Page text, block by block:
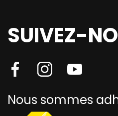
SUIVEZ-
Nous sommes